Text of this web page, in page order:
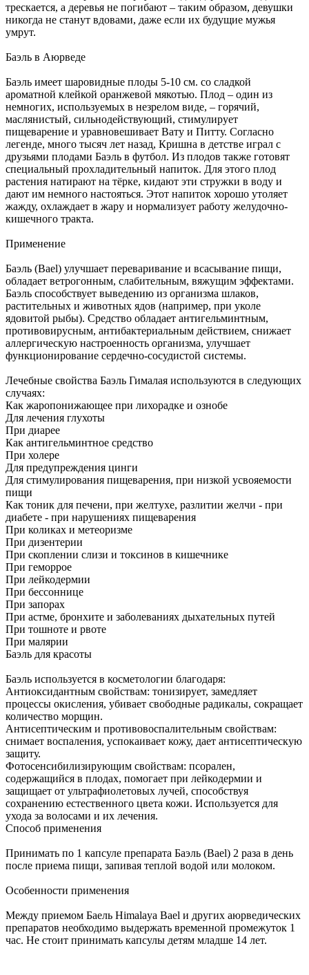
трескается, а деревья не погибают – таким образом, девушки
никогда не станут вдовами, даже если их будущие мужья
умрут.
Баэль в Аюрведе
Баэль имеет шаровидные плоды 5-10 см. со сладкой
ароматной клейкой оранжевой мякотью. Плод – один из
немногих, используемых в незрелом виде, – горячий,
маслянистый, сильнодействующий, стимулирует
пищеварение и уравновешивает Вату и Питту. Согласно
легенде, много тысяч лет назад, Кришна в детстве играл с
друзьями плодами Баэль в футбол. Из плодов также готовят
специальный прохладительный напиток. Для этого плод
растения натирают на тёрке, кидают эти стружки в воду и
дают им немного настояться. Этот напиток хорошо утоляет
жажду, охлаждает в жару и нормализует работу желудочно-
кишечного тракта.
Применение
Баэль (Bael) улучшает переваривание и всасывание пищи,
обладает ветрогонным, слабительным, вяжущим эффектами.
Баэль способствует выведению из организма шлаков,
растительных и животных ядов (например, при уколе
ядовитой рыбы). Средство обладает антигельминтным,
противовирусным, антибактериальным действием, снижает
аллергическую настроенность организма, улучшает
функционирование сердечно-сосудистой системы.
Лечебные свойства Баэль Гималая используются в следующих
случаях:
Как жаропонижающее при лихорадке и ознобе
Для лечения глухоты
При диарее
Как антигельминтное средство
При холере
Для предупреждения цинги
Для стимулирования пищеварения, при низкой усвояемости
пищи
Как тоник для печени, при желтухе, разлитии желчи - при
диабете - при нарушениях пищеварения
При коликах и метеоризме
При дизентерии
При скоплении слизи и токсинов в кишечнике
При геморрое
При лейкодермии
При бессоннице
При запорах
При астме, бронхите и заболеваниях дыхательных путей
При тошноте и рвоте
При малярии
Баэль для красоты
Баэль используется в косметологии благодаря:
Антиоксидантным свойствам: тонизирует, замедляет
процессы окисления, убивает свободные радикалы, сокращает
количество морщин.
Антисептическим и противовоспалительным свойствам:
снимает воспаления, успокаивает кожу, дает антисептическую
защиту.
Фотосенсибилизирующим свойствам: псорален,
содержащийся в плодах, помогает при лейкодермии и
защищает от ультрафиолетовых лучей, способствуя
сохранению естественного цвета кожи. Используется для
ухода за волосами и их лечения.
Способ применения
Принимать по 1 капсуле препарата Баэль (Bael) 2 раза в день
после приема пищи, запивая теплой водой или молоком.
Особенности применения
Между приемом Баель Himalaya Bael и других аюрведических
препаратов необходимо выдержать временной промежуток 1
час. Не стоит принимать капсулы детям младше 14 лет.